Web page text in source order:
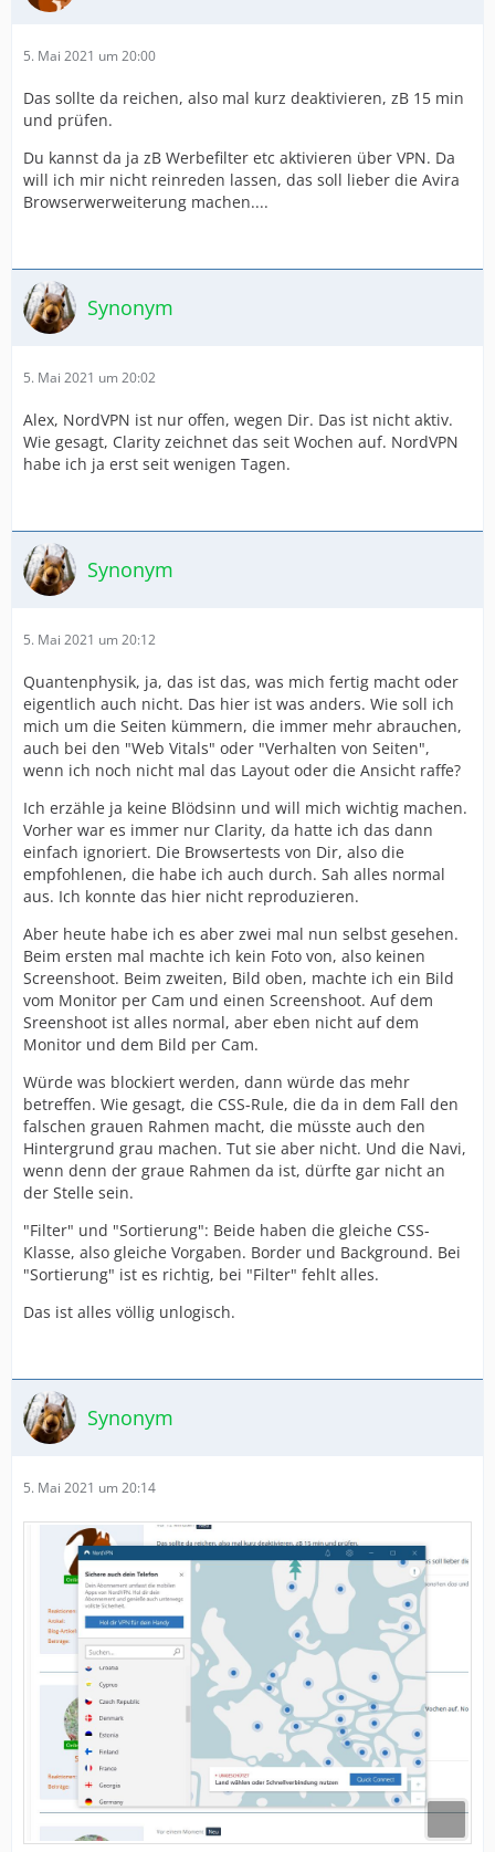
5. Mai 2021 um 20:00
Das sollte da reichen, also mal kurz deaktivieren, zB 15 min
und prüfen.
Du kannst da ja zB Werbefilter etc aktivieren über VPN. Da
will ich mir nicht reinreden lassen, das soll lieber die Avira
Browserwerweiterung machen....
Synonym
5. Mai 2021 um 20:02
Alex, NordVPN ist nur offen, wegen Dir. Das ist nicht aktiv.
Wie gesagt, Clarity zeichnet das seit Wochen auf. NordVPN
habe ich ja erst seit wenigen Tagen.
Synonym
5. Mai 2021 um 20:12
Quantenphysik, ja, das ist das, was mich fertig macht oder
eigentlich auch nicht. Das hier ist was anders. Wie soll ich
mich um die Seiten kümmern, die immer mehr abrauchen,
auch bei den "Web Vitals" oder "Verhalten von Seiten",
wenn ich noch nicht mal das Layout oder die Ansicht raffe?
Ich erzähle ja keine Blödsinn und will mich wichtig machen.
Vorher war es immer nur Clarity, da hatte ich das dann
einfach ignoriert. Die Browsertests von Dir, also die
empfohlenen, die habe ich auch durch. Sah alles normal
aus. Ich konnte das hier nicht reproduzieren.
Aber heute habe ich es aber zwei mal nun selbst gesehen.
Beim ersten mal machte ich kein Foto von, also keinen
Screenshoot. Beim zweiten, Bild oben, machte ich ein Bild
vom Monitor per Cam und einen Screenshoot. Auf dem
Sreenshoot ist alles normal, aber eben nicht auf dem
Monitor und dem Bild per Cam.
Würde was blockiert werden, dann würde das mehr
betreffen. Wie gesagt, die CSS-Rule, die da in dem Fall den
falschen grauen Rahmen macht, die müsste auch den
Hintergrund grau machen. Tut sie aber nicht. Und die Navi,
wenn denn der graue Rahmen da ist, dürfte gar nicht an
der Stelle sein.
"Filter" und "Sortierung": Beide haben die gleiche CSS-
Klasse, also gleiche Vorgaben. Border und Background. Bei
"Sortierung" ist es richtig, bei "Filter" fehlt alles.
Das ist alles völlig unlogisch.
Synonym
5. Mai 2021 um 20:14